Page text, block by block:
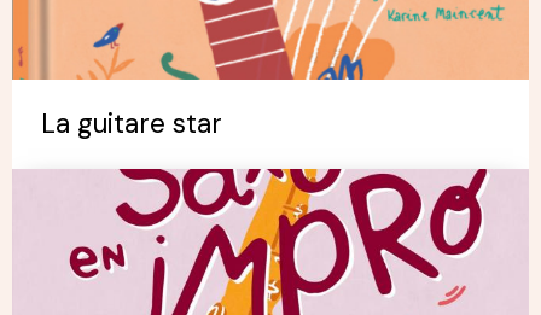
La guitare star